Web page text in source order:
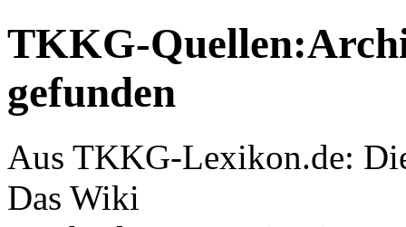
TKKG-
gefunden
Aus TKKG-Lexikon.de:
Das Wiki